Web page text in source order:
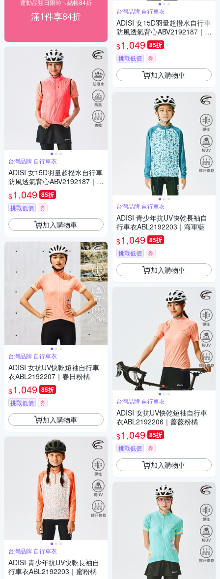
運動品類日限時↘結帳84折
滿1件享84折
台灣品牌 自行車衣
ADISI 女15D羽量超撥水自行車
防風透氣背心ABV2192187｜炫
麗桃紅
$1,049 85折
挑戰低價 券
加入購物車
台灣品牌 自行車衣
ADISI 女抗UV快乾短袖自行車
衣ABL2192207｜春日粉橘
$1,049 85折
挑戰低價 券
加入購物車
台灣品牌 自行車衣
ADISI 青少年抗UV快乾長袖自
行車衣ABL2192203｜蜜粉橘
台灣品牌 自行車衣
ADISI 女15D羽量超撥水自行車
防風透氣背心ABV2192187｜透
明白
$1,049 85折
挑戰低價 券
加入購物車
台灣品牌 自行車衣
ADISI 青少年抗UV快乾長袖自
行車衣ABL2192203｜海軍藍
$1,049 85折
挑戰低價 券
加入購物車
台灣品牌 自行車衣
ADISI 女抗UV快乾短袖自行車
衣ABL2192206｜薔薇粉橘
$1,049 85折
挑戰低價 券
加入購物車